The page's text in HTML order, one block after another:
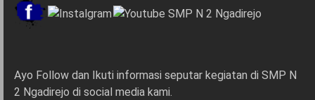
Ayo Follow dan Ikuti informasi seputar kegiatan di SMP N
2 Ngadirejo di social media kami.